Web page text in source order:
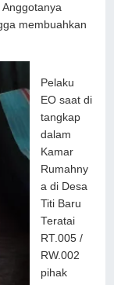
membuahkan
Pelaku
EO saat di
tangkap
dalam
Kamar
Rumahny
a di Desa
Titi Baru
Teratai
RT.005 /
RW.002
pihak